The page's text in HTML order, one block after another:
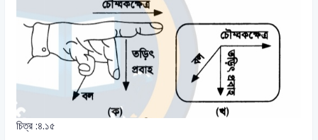
চিত্র :৪.১৫